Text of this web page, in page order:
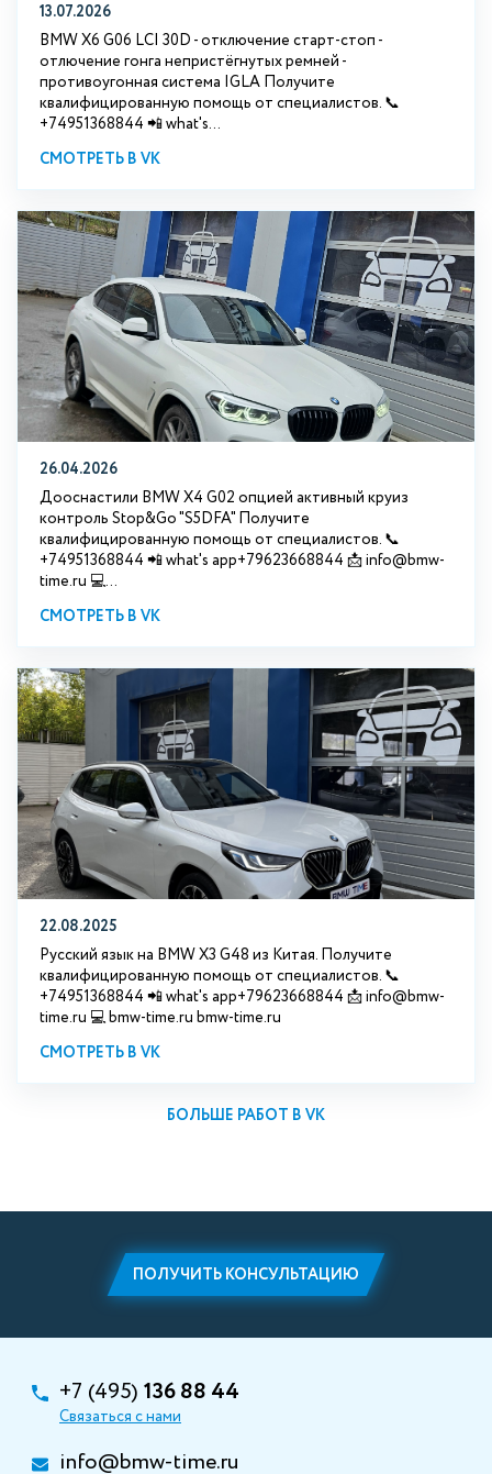
13.07.2026
BMW X6 G06 LCI 30D - отключение старт-стоп -
отлючение гонга непристёгнутых ремней -
противоугонная система IGLA Получите
квалифицированную помощь от специалистов. 📞
+74951368844 📲 what's...
СМОТРЕТЬ В VK
26.04.2026
Дооснастили BMW X4 G02 опцией активный круиз
контроль Stop&Go "S5DFA" Получите
квалифицированную помощь от специалистов. 📞
+74951368844 📲 what's app+79623668844 📩 info@bmw-
time.ru 💻...
СМОТРЕТЬ В VK
22.08.2025
Русский язык на BMW X3 G48 из Китая. Получите
квалифицированную помощь от специалистов. 📞
+74951368844 📲 what's app+79623668844 📩 info@bmw-
time.ru 💻 bmw-time.ru bmw-time.ru
СМОТРЕТЬ В VK
БОЛЬШЕ РАБОТ В VK
ПОЛУЧИТЬ КОНСУЛЬТАЦИЮ
+7 (495) 136 88 44
Связаться с нами
info@bmw-time.ru